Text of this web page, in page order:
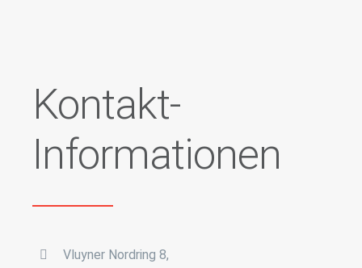
Kontakt-
Informationen
Vluyner Nordring 8,